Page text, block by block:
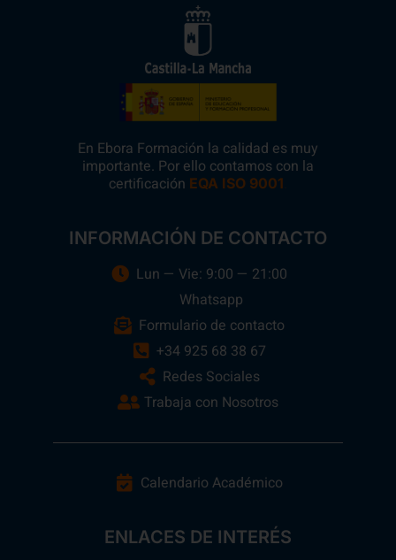
En Ebora Formación la calidad es muy
importante. Por ello contamos con la
certificación EQA ISO 9001
INFORMACIÓN DE CONTACTO
Lun — Vie: 9:00 — 21:00
Whatsapp
Formulario de contacto
+34 925 68 38 67
Redes Sociales
Trabaja con Nosotros
Calendario Académico
ENLACES DE INTERÉS